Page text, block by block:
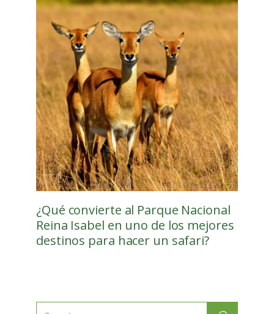
¿Qué convierte al Parque Nacional
Reina Isabel en uno de los mejores
destinos para hacer un safari?